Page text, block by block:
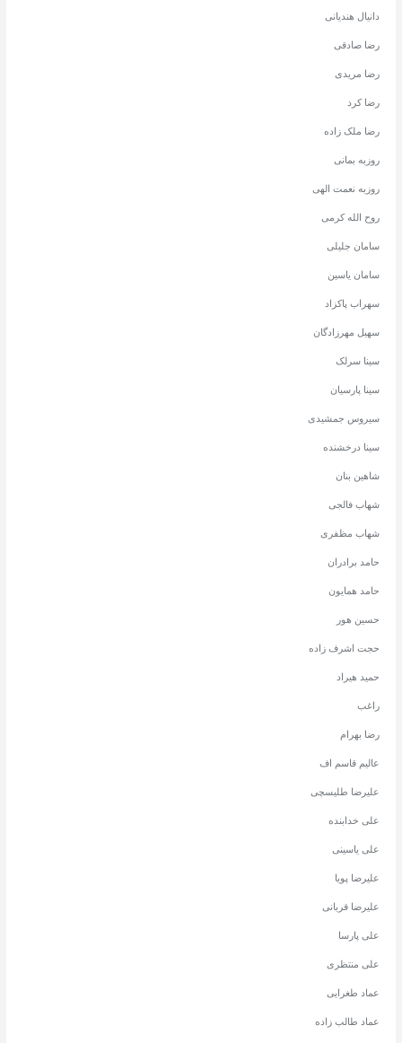
دانیال هندیانی
رضا صادقی
رضا مریدی
رضا کرد
رضا ملک زاده
روزبه بمانی
روزبه نعمت الهی
روح الله کرمی
سامان جلیلی
سامان یاسین
سهراب پاکزاد
سهیل مهرزادگان
سینا سرلک
سینا پارسیان
سیروس جمشیدی
سینا درخشنده
شاهین بنان
شهاب فالجی
شهاب مظفری
حامد برادران
حامد همایون
حسین هور
حجت اشرف زاده
حمید هیراد
راغب
رضا بهرام
عالیم قاسم اف
علیرضا طلیسچی
علی خدابنده
علی یاسینی
علیرضا پویا
علیرضا قربانی
علی پارسا
علی منتظری
عماد طغرایی
عماد طالب زاده